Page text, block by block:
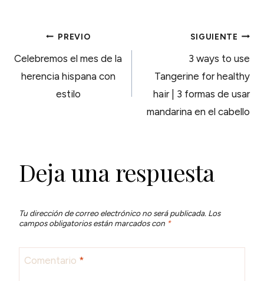
NAVEGACIÓN
DE
PREVIO
Celebremos el mes de la
herencia hispana con
estilo
SIGUIENTE
3 ways to use
Tangerine for healthy
hair | 3 formas de usar
mandarina en el cabello
Deja una respuesta
Tu dirección de correo electrónico no será publicada. Los
campos obligatorios están marcados con *
Comentario *